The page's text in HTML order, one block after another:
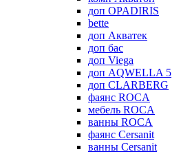
доп OPADIRIS
bette
доп Акватек
доп бас
доп Viega
доп AQWELLA 5
доп CLARBERG
фаянс ROCA
мебель ROCA
ванны ROCA
фаянс Cersanit
ванны Cersanit